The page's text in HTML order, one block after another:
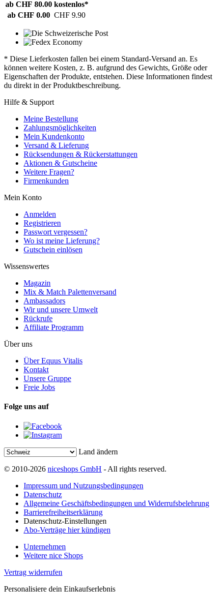
ab CHF 80.00 kostenlos*
ab CHF 0.00 CHF 9.90
* Diese Lieferkosten fallen bei einem Standard-Versand an. Es
können weitere Kosten, z. B. aufgrund des Gewichts, Größe oder
Eigenschaften der Produkte, entstehen. Diese Informationen findest
du direkt in der Produktbeschreibung.
Hilfe & Support
Meine Bestellung
Zahlungsmöglichkeiten
Mein Kundenkonto
Versand & Lieferung
Rücksendungen & Rückerstattungen
Aktionen & Gutscheine
Weitere Fragen?
Firmenkunden
Mein Konto
Anmelden
Registrieren
Passwort vergessen?
Wo ist meine Lieferung?
Gutschein einlösen
Wissenswertes
Magazin
Mix & Match Palettenversand
Ambassadors
Wir und unsere Umwelt
Rückrufe
Affiliate Programm
Über uns
Über Equus Vitalis
Kontakt
Unsere Gruppe
Freie Jobs
Folge uns auf
Land ändern
© 2010-2026 niceshops GmbH - All rights reserved.
Impressum und Nutzungsbedingungen
Datenschutz
Allgemeine Geschäftsbedingungen und Widerrufsbelehrung
Barrierefreiheitserklärung
Datenschutz-Einstellungen
Abo-Verträge hier kündigen
Unternehmen
Weitere nice Shops
Vertrag widerrufen
Personalisiere dein Einkaufserlebnis